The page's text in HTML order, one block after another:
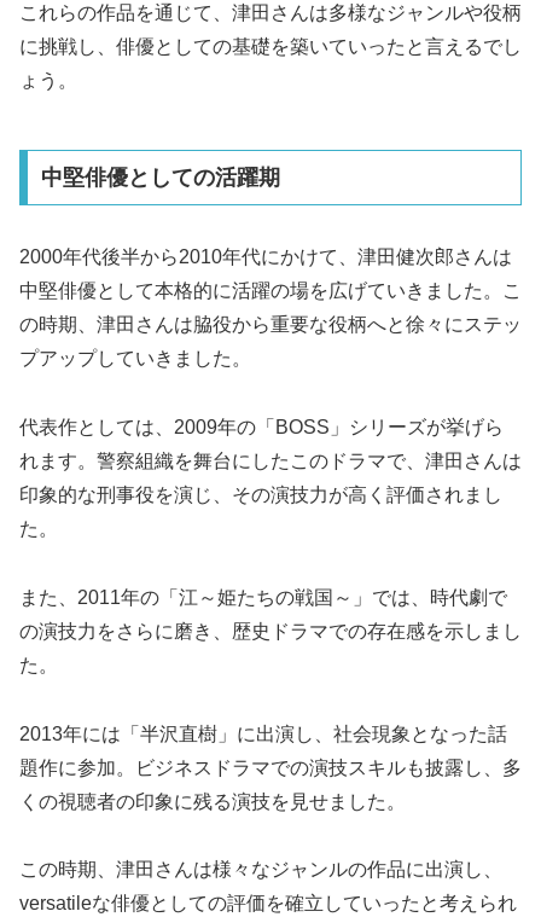
これらの作品を通じて、津田さんは多様なジャンルや役柄
に挑戦し、俳優としての基礎を築いていったと言えるでし
ょう。
中堅俳優としての活躍期
2000年代後半から2010年代にかけて、津田健次郎さんは
中堅俳優として本格的に活躍の場を広げていきました。こ
の時期、津田さんは脇役から重要な役柄へと徐々にステッ
プアップしていきました。
代表作としては、2009年の「BOSS」シリーズが挙げら
れます。警察組織を舞台にしたこのドラマで、津田さんは
印象的な刑事役を演じ、その演技力が高く評価されまし
た。
また、2011年の「江～姫たちの戦国～」では、時代劇で
の演技力をさらに磨き、歴史ドラマでの存在感を示しまし
た。
2013年には「半沢直樹」に出演し、社会現象となった話
題作に参加。ビジネスドラマでの演技スキルも披露し、多
くの視聴者の印象に残る演技を見せました。
この時期、津田さんは様々なジャンルの作品に出演し、
versatileな俳優としての評価を確立していったと考えられ